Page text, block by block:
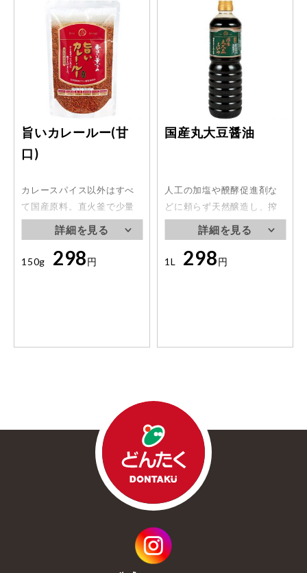
旨いカレールー(甘
口)
カレースパイス以外はすべ
て国産原料。直火釜で少量
ずつじっくり仕上げまし
た。隠し味としてチャツネ
や、ヨーグルトでコクとま
150g 298円
国産丸大豆醤油
人工の加塩や醗酵促進剤な
どに頼らず天然醸造し、搾
りました。清らかな色。芳
醇な味と香りです。
1L 298円